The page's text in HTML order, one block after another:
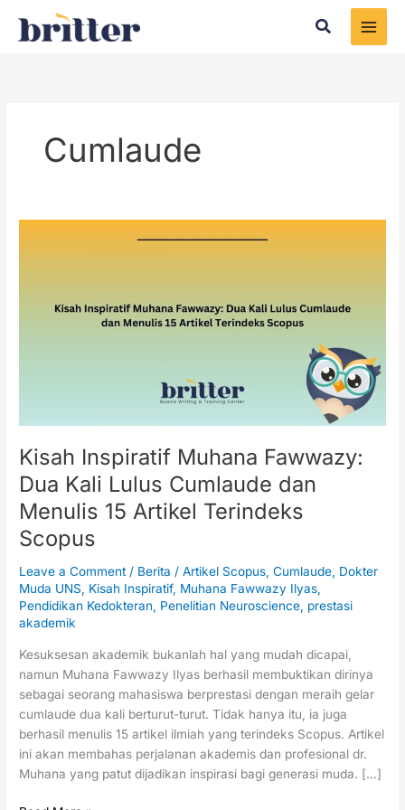
Search
Cumlaude
Kisah Inspiratif Muhana Fawwazy:
Dua Kali Lulus Cumlaude dan
Menulis 15 Artikel Terindeks
Scopus
Leave a Comment / Berita /Artikel Scopus,Cumlaude, Dokter
Muda UNS, Kisah Inspiratif, Muhana Fawwazy Ilyas,
Pendidikan Kedokteran, Penelitian Neuroscience, prestasi
akademik
Kesuksesan akademik bukanlah hal yang mudah dicapai,
namun Muhana Fawwazy Ilyas berhasil membuktikan dirinya
sebagai seorang mahasiswa berprestasi dengan meraih gelar
cumlaude dua kali berturut-turut. Tidak hanya itu, ia juga
berhasil menulis 15 artikel ilmiah yang terindeks Scopus. Artikel
ini akan membahas perjalanan akademis dan profesional dr.
Muhana yang patut dijadikan inspirasi bagi generasi muda. […]
15
Artikel
Terindeks
Scopus